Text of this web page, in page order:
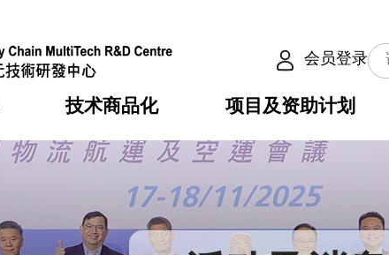
会员登录
机构简介
组织架构
技术商品化
服务
可获授权之技术
应用于公共服务之创新技术
项目及资助计划
合作计划
资助计划
活动
奖项
会籍及服务
会员列表